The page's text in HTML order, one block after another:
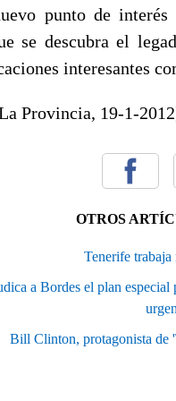
punto de
se descubra el
interesantes
Provincia, 19-1-
OTROS
Tenerife trabaja
a Bordes el plan especial
Bill Clinton, protagonista de